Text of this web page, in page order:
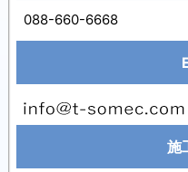
088-660-6668
施